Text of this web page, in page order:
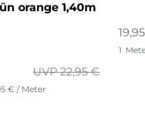
orange 1,40m
UVP 22,95 €
€ / Meter
1